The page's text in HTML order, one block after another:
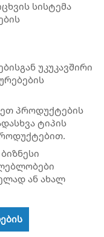
სისტემა
უკუკავშირი
პროდუქტების
ტიპის
ან ახალ